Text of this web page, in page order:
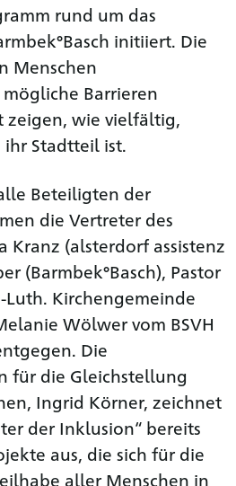
rund um das
initiiert. Die
Menschen
Barrieren
zeigen, wie vielfältig,
Stadtteil ist.
Beteiligten der
die Vertreter des
Kranz (alsterdorf assistenz
(Barmbek°Basch), Pastor
Luth. Kirchengemeinde
Wölwer vom BSVH
Die
für die Gleichstellung
Ingrid Körner, zeichnet
der Inklusion“ bereits
aus, die sich für die
aller Menschen in